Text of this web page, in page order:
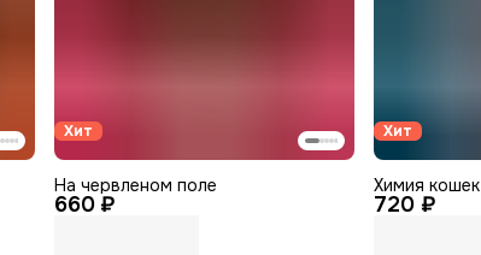
Хит
660 ₽
На червленом поле
Хит
720 ₽
Химия кошек